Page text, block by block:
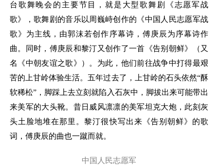
台歌舞晚会的主要节目，就是大型歌舞剧《志愿军战
歌》，歌舞剧的音乐以周巍峙创作的《中国人民志愿军战
歌》为主线，由郭沫若创作序幕诗，傅庚辰为序幕诗作
曲。同时，傅庚辰和黎汀又创作了一首《告别朝鲜》（又
名《中朝友谊之歌》）。为此，他们前往战争中打得最艰
苦的上甘岭体验生活。五年过去了，上甘岭的石头依然“酥
软稀松”，脚踩上去立刻就陷入石灰中，脚拔出来可能带出
来美军的大头靴。昔日威风凛凛的美军坦克大炮，此刻灰
头土脸地堆在那里。黎汀很快写出来《告别朝鲜》的歌
词，傅庚辰的曲也一蹴而就。
中国人民志愿军